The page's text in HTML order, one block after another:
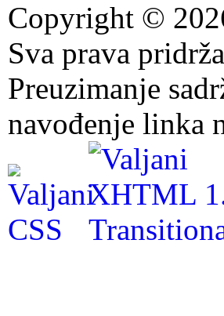
Copyright ©
Sva prava
Preuzimanje
navođenje linka